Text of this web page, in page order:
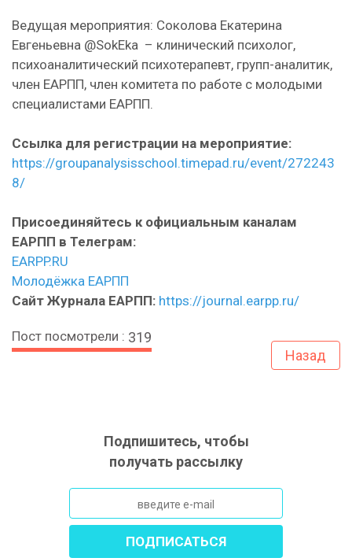
Ведущая мероприятия: Соколова Екатерина
Евгеньевна @SokEka – клинический психолог,
психоаналитический психотерапевт, групп-аналитик,
член ЕАРПП, член комитета по работе с молодыми
специалистами ЕАРПП.
Ссылка для регистрации на мероприятие:
https://groupanalysisschool.timepad.ru/event/272243
8/
Присоединяйтесь к официальным каналам
ЕАРПП в Телеграм:
EARPP.RU
Молодёжка ЕАРПП
Сайт Журнала ЕАРПП: https://journal.earpp.ru/
Пост посмотрели : 319
Назад
Подпишитесь, чтобы
получать рассылку